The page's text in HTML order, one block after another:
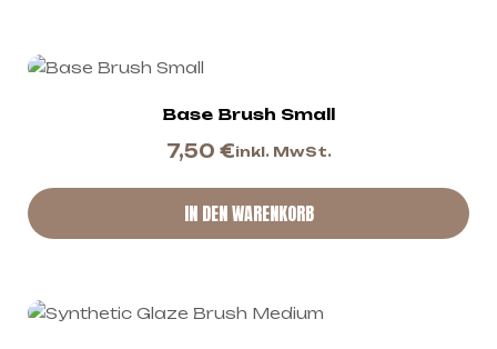
Base Brush Small
7,50 €inkl. MwSt.
IN DEN WARENKORB